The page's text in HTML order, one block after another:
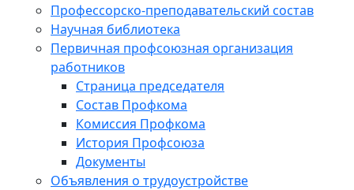
Профессорско-преподавательский состав
Научная библиотека
Первичная профсоюзная организация
работников
Страница председателя
Состав Профкома
Комиссия Профкома
История Профсоюза
Документы
Объявления о трудоустройстве